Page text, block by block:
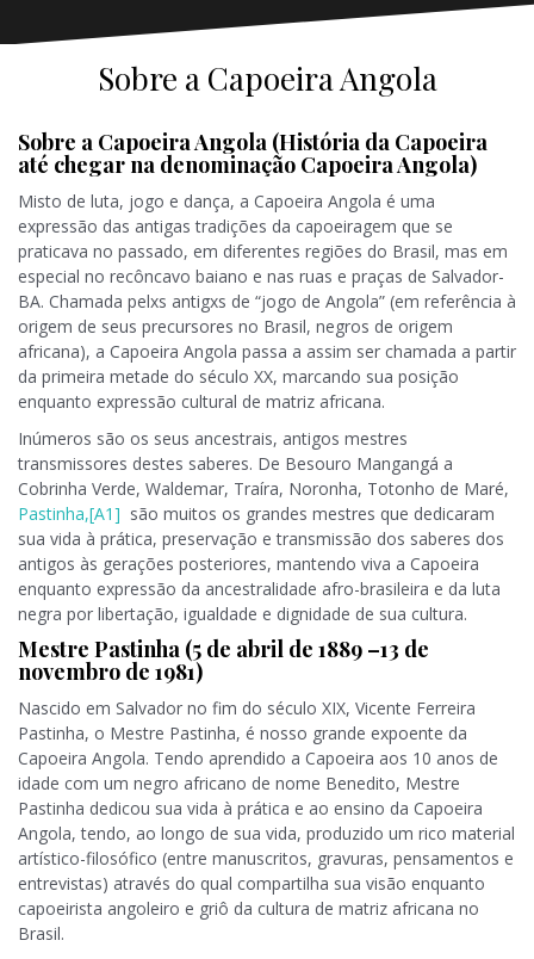
Sobre a Capoeira Angola
Sobre a Capoeira Angola (História da Capoeira
até chegar na denominação Capoeira Angola)
Misto de luta, jogo e dança, a Capoeira Angola é uma
expressão das antigas tradições da capoeiragem que se
praticava no passado, em diferentes regiões do Brasil, mas em
especial no recôncavo baiano e nas ruas e praças de Salvador-
BA. Chamada pelxs antigxs de “jogo de Angola” (em referência à
origem de seus precursores no Brasil, negros de origem
africana), a Capoeira Angola passa a assim ser chamada a partir
da primeira metade do século XX, marcando sua posição
enquanto expressão cultural de matriz africana.
Inúmeros são os seus ancestrais, antigos mestres
transmissores destes saberes. De Besouro Mangangá a
Cobrinha Verde, Waldemar, Traíra, Noronha, Totonho de Maré,
Pastinha,[A1] são muitos os grandes mestres que dedicaram
sua vida à prática, preservação e transmissão dos saberes dos
antigos às gerações posteriores, mantendo viva a Capoeira
enquanto expressão da ancestralidade afro-brasileira e da luta
negra por libertação, igualdade e dignidade de sua cultura.
Mestre Pastinha (5 de abril de 1889 –13 de
novembro de 1981)
Nascido em Salvador no fim do século XIX, Vicente Ferreira
Pastinha, o Mestre Pastinha, é nosso grande expoente da
Capoeira Angola. Tendo aprendido a Capoeira aos 10 anos de
idade com um negro africano de nome Benedito, Mestre
Pastinha dedicou sua vida à prática e ao ensino da Capoeira
Angola, tendo, ao longo de sua vida, produzido um rico material
artístico-filosófico (entre manuscritos, gravuras, pensamentos e
entrevistas) através do qual compartilha sua visão enquanto
capoeirista angoleiro e griô da cultura de matriz africana no
Brasil.